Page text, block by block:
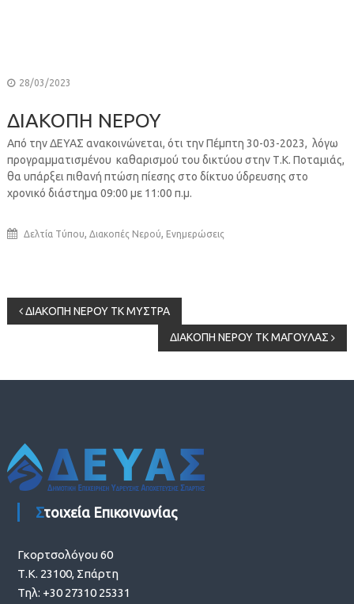
28/03/2023
ΔΙΑΚΟΠΗ ΝΕΡΟΥ
Από την ΔΕΥΑΣ ανακοινώνεται, ότι την Πέμπτη 30-03-2023, λόγω
προγραμματισμένου καθαρισμού του δικτύου στην Τ.Κ. Ποταμιάς,
θα υπάρξει πιθανή πτώση πίεσης στο δίκτυο ύδρευσης στο
χρονικό διάστημα 09:00 με 11:00 π.μ.
Δελτία Τύπου, Διακοπές Νερού, Ενημερώσεις
Πλοήγηση
ΔΙΑΚΟΠΗ ΝΕΡΟΥ ΤΚ ΜΥΣΤΡΑ
ΔΙΑΚΟΠΗ ΝΕΡΟΥ ΤΚ ΜΑΓΟΥΛΑΣ
Στοιχεία Επικοινωνίας
Γκορτσολόγου 60
Τ.Κ. 23100, Σπάρτη
Τηλ: +30 27310 25331